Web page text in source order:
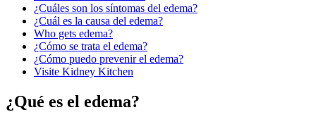
¿Cuáles son los síntomas del edema?
¿Cuál es la causa del edema?
Who gets edema?
¿Cómo se trata el edema?
¿Cómo puedo prevenir el edema?
Visite Kidney Kitchen
¿Qué es el edema?